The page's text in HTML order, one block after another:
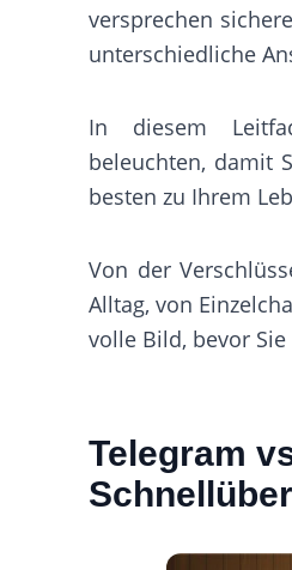
versprechen
unterschiedliche
In diesem
beleuchten, damit
besten zu Ihrem
Von der
Alltag, von
volle Bild, bevor
Telegram